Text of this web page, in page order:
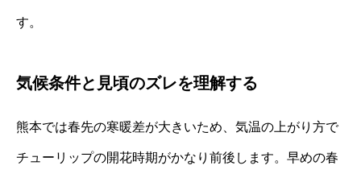
す。
気候条件と見頃のズレを理解する
熊本では春先の寒暖差が大きいため、気温の上がり方で
チューリップの開花時期がかなり前後します。早めの春